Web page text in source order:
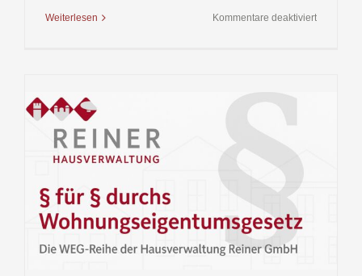
Weiterlesen Kommentare deaktiviertfür